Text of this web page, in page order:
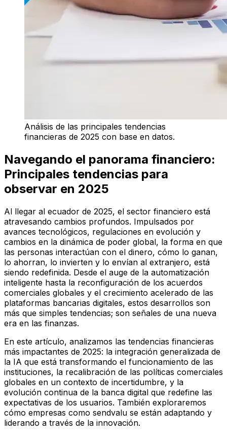
Análisis de las principales tendencias
financieras de 2025 con base en datos.
Navegando el panorama financiero:
Principales tendencias para
observar en 2025
Al llegar al ecuador de 2025, el sector financiero está
atravesando cambios profundos. Impulsados por
avances tecnológicos, regulaciones en evolución y
cambios en la dinámica de poder global, la forma en que
las personas interactúan con el dinero, cómo lo ganan,
lo ahorran, lo invierten y lo envían al extranjero, está
siendo redefinida. Desde el auge de la automatización
inteligente hasta la reconfiguración de los acuerdos
comerciales globales y el crecimiento acelerado de las
plataformas bancarias digitales, estos desarrollos son
más que simples tendencias; son señales de una nueva
era en las finanzas.
En este artículo, analizamos las tendencias financieras
más impactantes de 2025: la integración generalizada de
la IA que está transformando el funcionamiento de las
instituciones, la recalibración de las políticas comerciales
globales en un contexto de incertidumbre, y la
evolución continua de la banca digital que redefine las
expectativas de los usuarios. También exploraremos
cómo empresas como sendvalu se están adaptando y
liderando a través de la innovación.